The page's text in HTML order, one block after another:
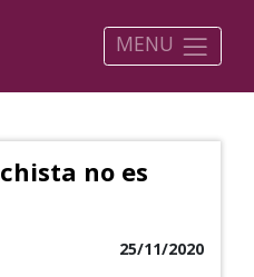
MENU
no es
25/11/2020